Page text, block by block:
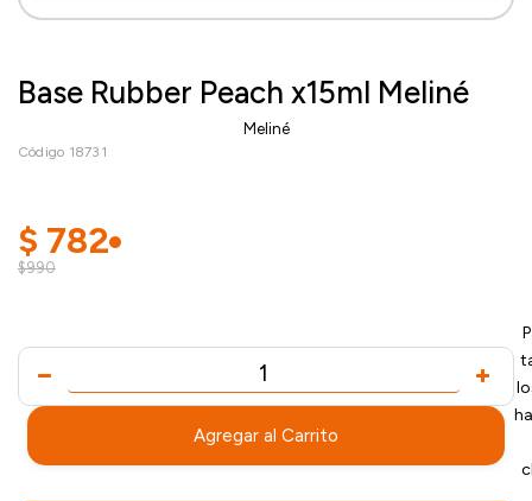
Base Rubber Peach x15ml Meliné
Meliné
Código 18731
$990
$ 782
Agregar al Carrito